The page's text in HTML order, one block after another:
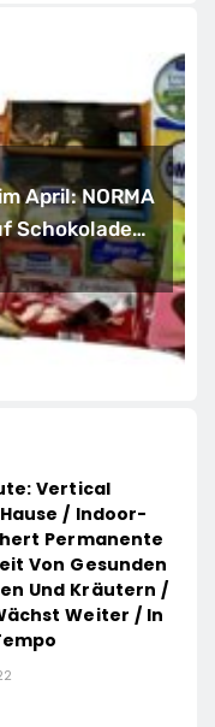
April: NORMA
Schokolade
/ Mit
süßer
Vertical
/ Indoor-
Permanente
Von Gesunden
Und Kräutern /
Weiter / In